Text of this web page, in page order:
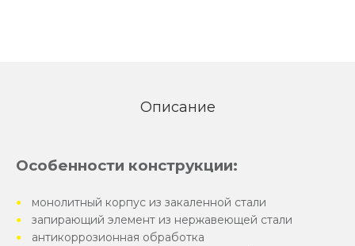
Описание
Особенности конструкции:
монолитный корпус из закаленной стали
запирающий элемент из нержавеющей стали
антикоррозионная обработка